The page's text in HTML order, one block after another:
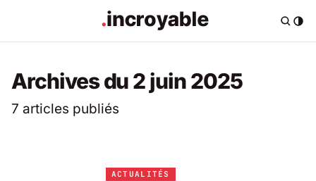
Archives du 2 juin 2025
7 articles publiés
ACTUALITÉS